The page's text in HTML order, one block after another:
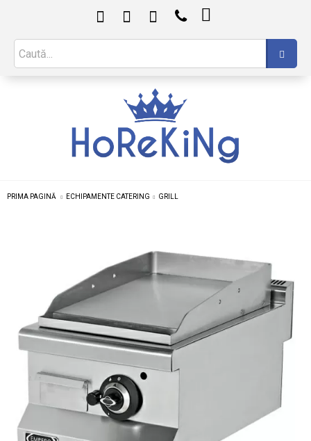

PRIMA PAGINĂ ECHIPAMENTE CATERING GRILL